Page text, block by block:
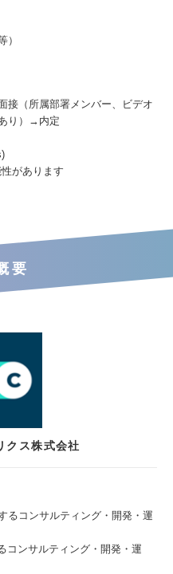
）
（所属部署メンバー、ビデオ
り）→内定
があります
要
クス株式会社
るコンサルティング・開発・運
コンサルティング・開発・運